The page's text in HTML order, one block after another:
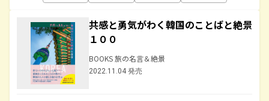
共感と勇気がわく韓国のことばと絶景
１００
BOOKS 旅の名言＆絶景
2022.11.04 発売